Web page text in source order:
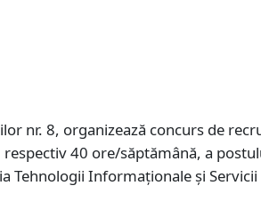
nr. 8, organizează concurs de
40 ore/săptămână, a
Tehnologii Informaționale și